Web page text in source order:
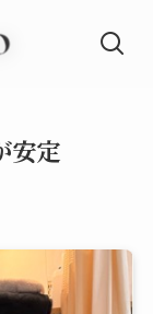
安定